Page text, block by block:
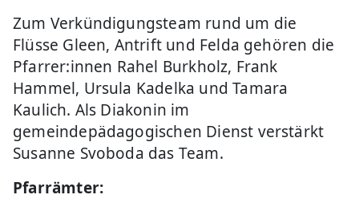
Zum Verkündigungsteam rund um die
Flüsse Gleen, Antrift und Felda gehören die
Pfarrer:innen Rahel Burkholz, Frank
Hammel, Ursula Kadelka und Tamara
Kaulich. Als Diakonin im
gemeindepädagogischen Dienst verstärkt
Susanne Svoboda das Team.
Pfarrämter: